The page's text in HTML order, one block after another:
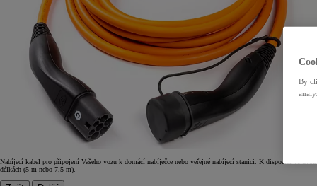
Nabíjecí kabel pro připojení Vašeho vozu k domácí nabíječce nebo veřejné nabíjecí stanici. K dispozici ve dvou
délkách (5 m nebo 7,5 m).
By